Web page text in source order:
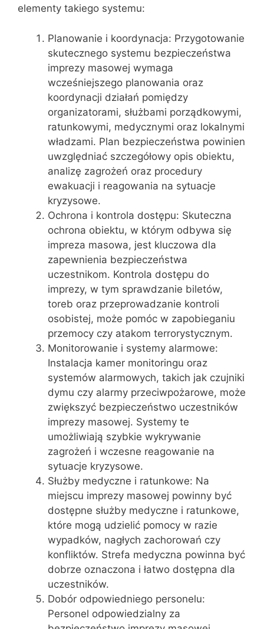
elementy takiego systemu:
Planowanie i koordynacja: Przygotowanie
skutecznego systemu bezpieczeństwa
imprezy masowej wymaga
wcześniejszego planowania oraz
koordynacji działań pomiędzy
organizatorami, służbami porządkowymi,
ratunkowymi, medycznymi oraz lokalnymi
władzami. Plan bezpieczeństwa powinien
uwzględniać szczegółowy opis obiektu,
analizę zagrożeń oraz procedury
ewakuacji i reagowania na sytuacje
kryzysowe.
Ochrona i kontrola dostępu: Skuteczna
ochrona obiektu, w którym odbywa się
impreza masowa, jest kluczowa dla
zapewnienia bezpieczeństwa
uczestnikom. Kontrola dostępu do
imprezy, w tym sprawdzanie biletów,
toreb oraz przeprowadzanie kontroli
osobistej, może pomóc w zapobieganiu
przemocy czy atakom terrorystycznym.
Monitorowanie i systemy alarmowe:
Instalacja kamer monitoringu oraz
systemów alarmowych, takich jak czujniki
dymu czy alarmy przeciwpożarowe, może
zwiększyć bezpieczeństwo uczestników
imprezy masowej. Systemy te
umożliwiają szybkie wykrywanie
zagrożeń i wczesne reagowanie na
sytuacje kryzysowe.
Służby medyczne i ratunkowe: Na
miejscu imprezy masowej powinny być
dostępne służby medyczne i ratunkowe,
które mogą udzielić pomocy w razie
wypadków, nagłych zachorowań czy
konfliktów. Strefa medyczna powinna być
dobrze oznaczona i łatwo dostępna dla
uczestników.
Dobór odpowiedniego personelu:
Personel odpowiedzialny za